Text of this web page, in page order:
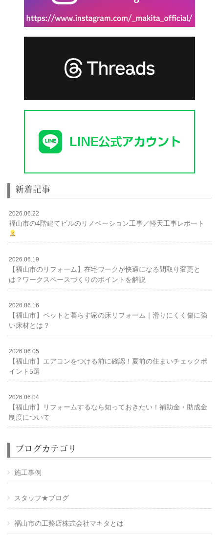
新着記事
2026.06.22
福山市の4階建てビルのリノベーション工事／軽天工事レポート
2026.06.19
【福山市のリフォーム】在宅ワークが快適になる間取り変更と
は？ワークスペースづくりのポイントを解説
2026.06.16
【福山市】ペットと暮らす家の床リフォーム｜滑りにくく傷に強
い床材とは？
2026.06.05
【福山市】エアコンをつける前に確認！夏前の住まいチェックポ
イント5選
2026.06.04
【福山市】リフォームするなら知っておきたい！補助金・助成金
制度について
ブログカテゴリ
施工事例
スタッフ★ブログ
福山市の工務店株式会社マキタとは